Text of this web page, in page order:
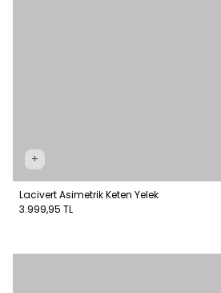
+
Lacivert Asimetrik Keten Yelek
3.999,95 TL